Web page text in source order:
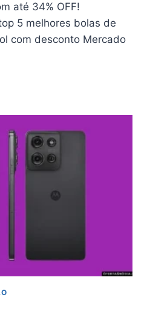
até 34% OFF!
5 melhores bolas de
com desconto Mercado